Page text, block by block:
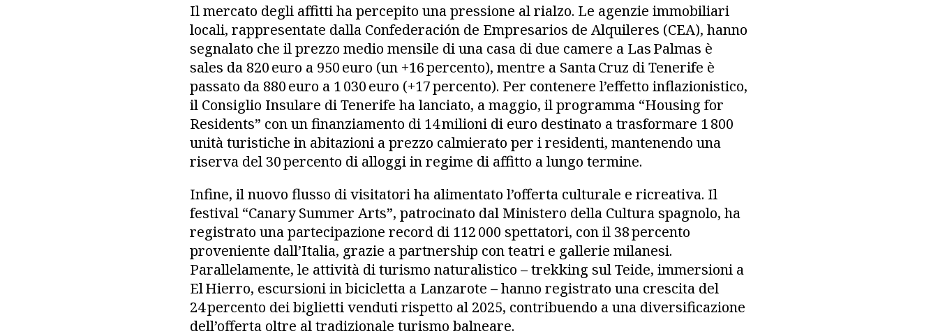
Il mercato degli affitti ha percepito una pressione al rialzo. Le agenzie immobiliari
locali, rappresentate dalla Confederación de Empresarios de Alquileres (CEA), hanno
segnalato che il prezzo medio mensile di una casa di due camere a Las Palmas è
sales da 820 euro a 950 euro (un +16 percento), mentre a Santa Cruz di Tenerife è
passato da 880 euro a 1 030 euro (+17 percento). Per contenere l’effetto inflazionistico,
il Consiglio Insulare di Tenerife ha lanciato, a maggio, il programma “Housing for
Residents” con un finanziamento di 14 milioni di euro destinato a trasformare 1 800
unità turistiche in abitazioni a prezzo calmierato per i residenti, mantenendo una
riserva del 30 percento di alloggi in regime di affitto a lungo termine.
Infine, il nuovo flusso di visitatori ha alimentato l’offerta culturale e ricreativa. Il
festival “Canary Summer Arts”, patrocinato dal Ministero della Cultura spagnolo, ha
registrato una partecipazione record di 112 000 spettatori, con il 38 percento
proveniente dall’Italia, grazie a partnership con teatri e gallerie milanesi.
Parallelamente, le attività di turismo naturalistico – trekking sul Teide, immersioni a
El Hierro, escursioni in bicicletta a Lanzarote – hanno registrato una crescita del
24 percento dei biglietti venduti rispetto al 2025, contribuendo a una diversificazione
dell’offerta oltre al tradizionale turismo balneare.